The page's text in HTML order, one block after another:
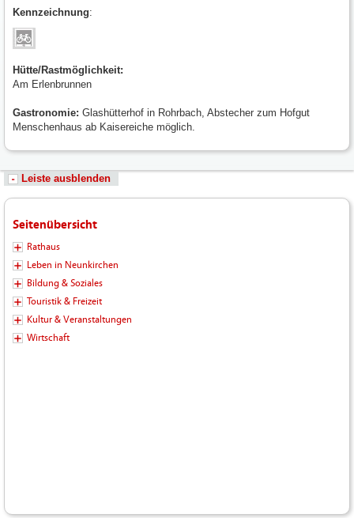
Kennzeichnung:
Hütte/Rastmöglichkeit:
Am Erlenbrunnen
Gastronomie: Glashütterhof in Rohrbach, Abstecher zum Hofgut
Menschenhaus ab Kaisereiche möglich.
Leiste ausblenden
Seitenübersicht
Rathaus
Leben in Neunkirchen
Bildung & Soziales
Touristik & Freizeit
Kultur & Veranstaltungen
Wirtschaft